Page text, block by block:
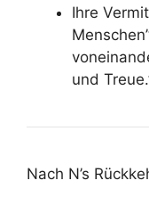
Ihre
und
Nach N’s